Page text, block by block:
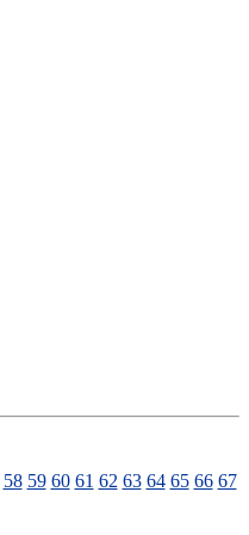
58 59 60 61 62 63 64 65 66 67